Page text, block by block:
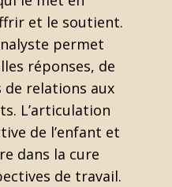
et le soutient.
permet
réponses, de
de relations aux
L’articulation
de l’enfant et
dans la cure
de travail.